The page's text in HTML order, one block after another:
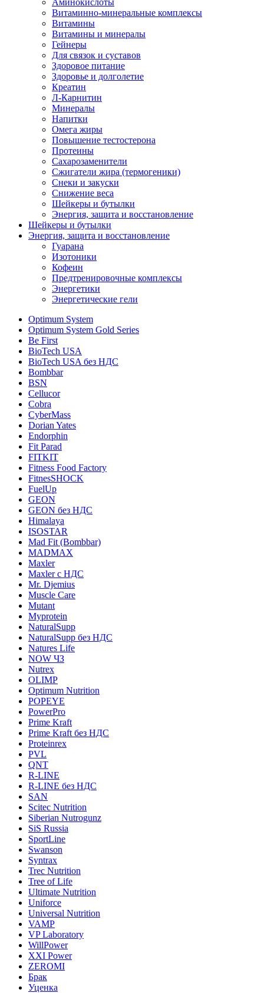
Витаминно-минеральные комплексы
Витамины
Витамины и минералы
Гейнеры
Для связок и суставов
Здоровое питание
Здоровье и долголетие
Креатин
Л-Карнитин
Минералы
Напитки
Омега жиры
Повышение тестостерона
Протеины
Сахарозаменители
Сжигатели жира (термогеники)
Снеки и закуски
Снижение веса
Шейкеры и бутылки
Энергия, защита и восстановление
Шейкеры и бутылки
Энергия, защита и восстановление
Гуарана
Изотоники
Кофеин
Предтренировочные комплексы
Энергетики
Энергетические гели
Optimum System
Optimum System Gold Series
Be First
BioTech USA
BioTech USA без НДС
Bombbar
BSN
Cellucor
Cobra
CyberMass
Dorian Yates
Endorphin
Fit Parad
FITKIT
Fitness Food Factory
FitnesSHOCK
FuelUp
GEON
GEON без НДС
Himalaya
ISOSTAR
Mad Fit (Bombbar)
MADMAX
Maxler
Maxler с НДС
Mr. Djemius
Muscle Care
Mutant
Myprotein
NaturalSupp
NaturalSupp без НДС
Natures Life
NOW ЧЗ
Nutrex
OLIMP
Optimum Nutrition
POPEYE
PowerPro
Prime Kraft
Prime Kraft без НДС
Proteinrex
PVL
QNT
R-LINE
R-LINE без НДС
SAN
Scitec Nutrition
Siberian Nutrogunz
SiS Russia
SportLine
Swanson
Syntrax
Trec Nutrition
Tree of Life
Ultimate Nutrition
Uniforce
Universal Nutrition
VAMP
VP Laboratory
WillPower
XXI Power
ZEROMI
Брак
Уценка